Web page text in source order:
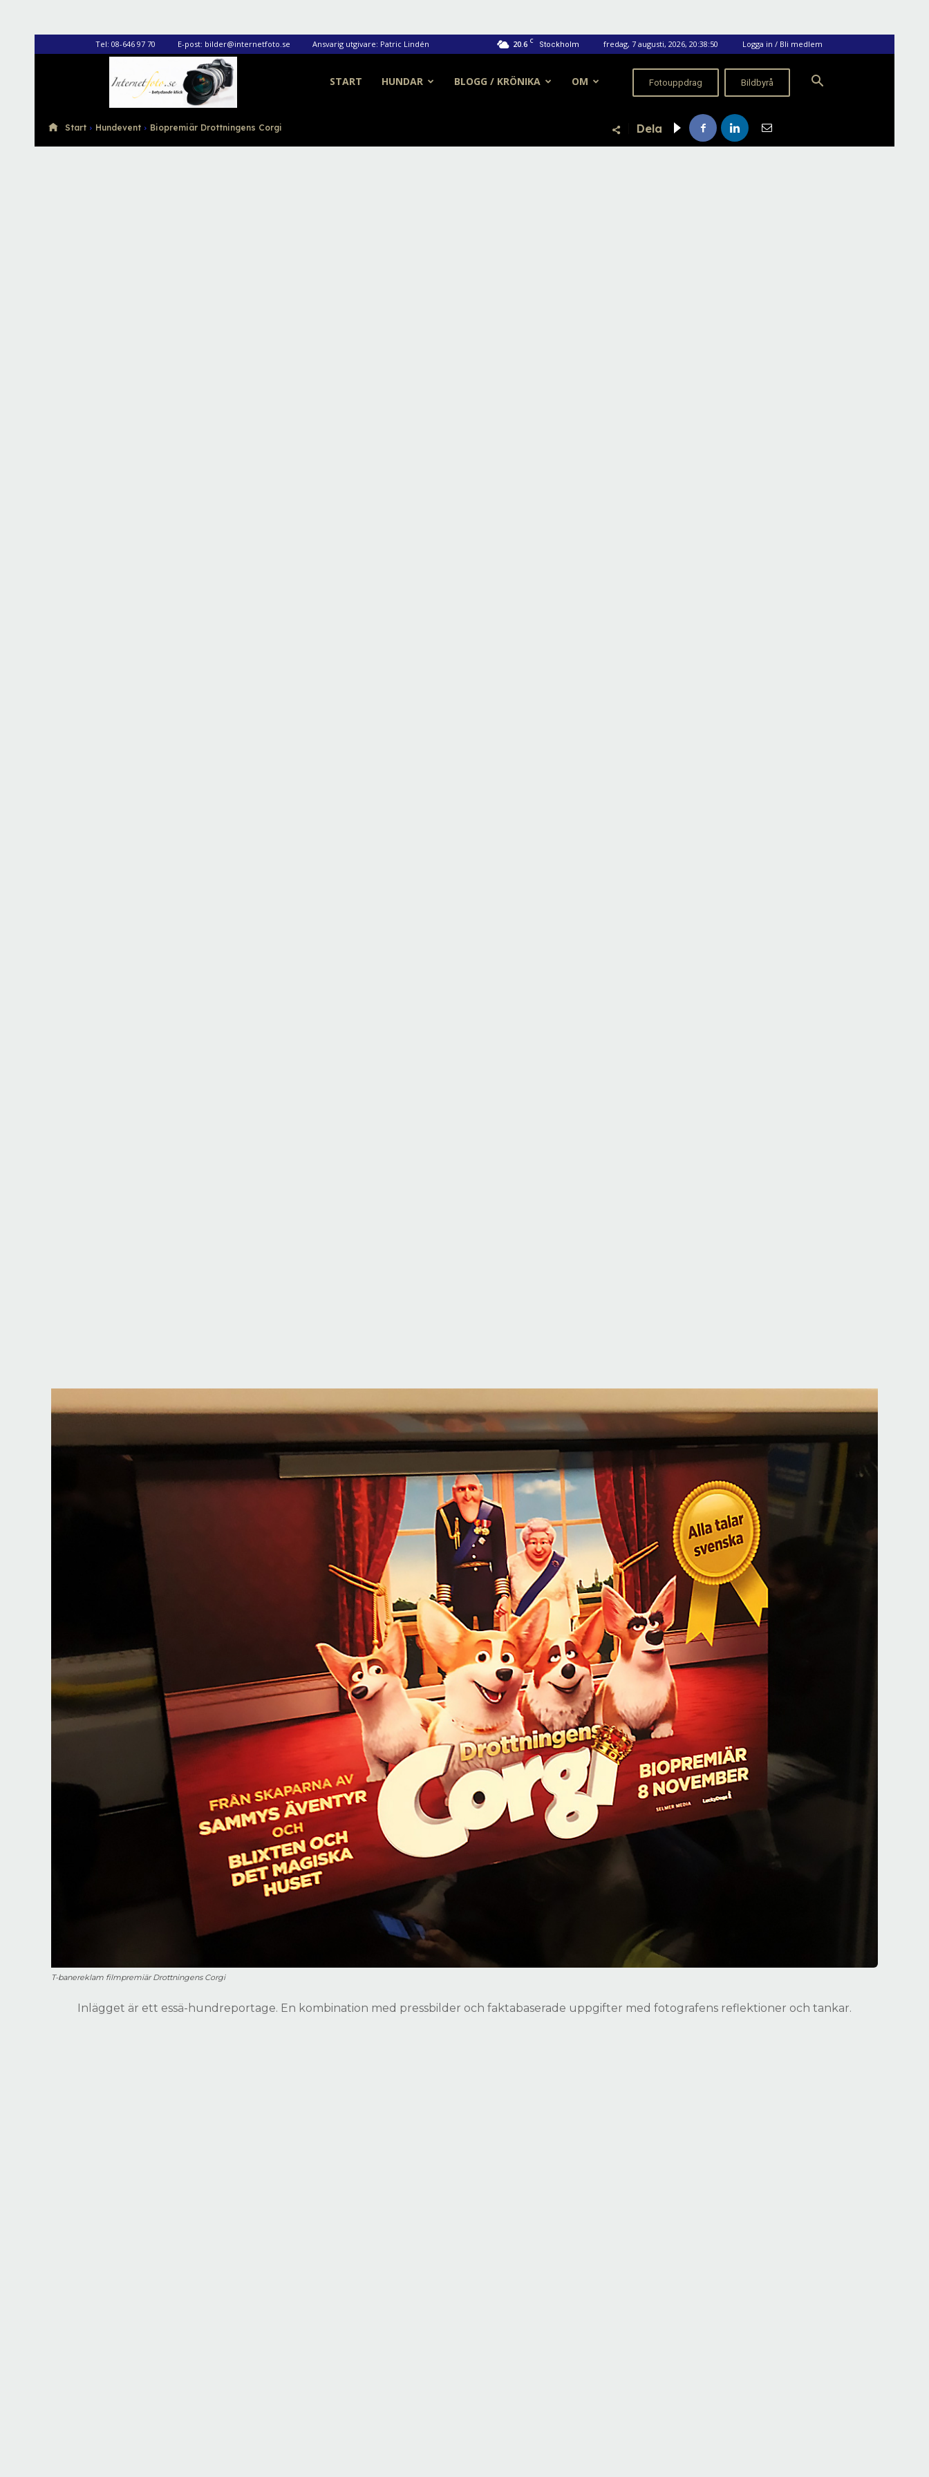
20.6 C Stockholm fredag, 7 augusti, 2026, 20:38:50 Logga in / Bli medlem
Tel: 08-646 97 70 E-post: bilder@internetfoto.se Ansvarig utgivare: Patric Lindén
Fotouppdrag Bildbyrå
START HUNDAR BLOGG / KRÖNIKA OM
Start Hundevent Biopremiär Drottningens Corgi Dela
T-banereklam filmpremiär Drottningens Corgi
Inlägget är ett essä-hundreportage. En kombination med pressbilder och faktabaserade uppgifter med fotografens reflektioner och tankar.